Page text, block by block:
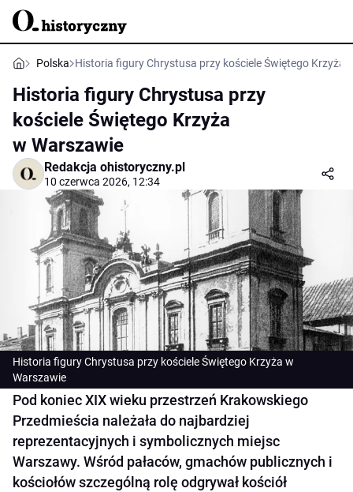
Polska Historia figury Chrystusa przy kościele Świętego Krzyża
Historia figury Chrystusa przy
kościele Świętego Krzyża
w Warszawie
Redakcja ohistoryczny.pl
10 czerwca 2026, 12:34
Historia figury Chrystusa przy kościele Świętego Krzyża w
Warszawie
Pod koniec XIX wieku przestrzeń Krakowskiego
Przedmieścia należała do najbardziej
reprezentacyjnych i symbolicznych miejsc
Warszawy. Wśród pałaców, gmachów publicznych i
kościołów szczególną rolę odgrywał kościół